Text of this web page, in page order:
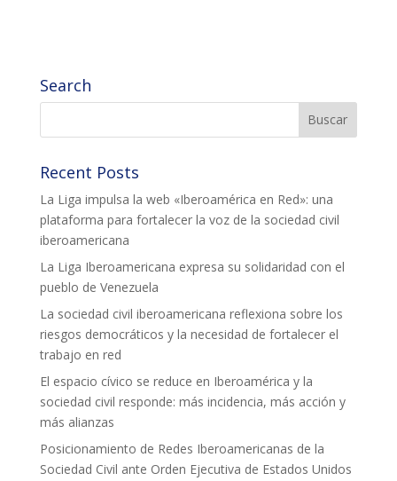
Search
Recent Posts
La Liga impulsa la web «Iberoamérica en Red»: una
plataforma para fortalecer la voz de la sociedad civil
iberoamericana
La Liga Iberoamericana expresa su solidaridad con el
pueblo de Venezuela
La sociedad civil iberoamericana reflexiona sobre los
riesgos democráticos y la necesidad de fortalecer el
trabajo en red
El espacio cívico se reduce en Iberoamérica y la
sociedad civil responde: más incidencia, más acción y
más alianzas
Posicionamiento de Redes Iberoamericanas de la
Sociedad Civil ante Orden Ejecutiva de Estados Unidos